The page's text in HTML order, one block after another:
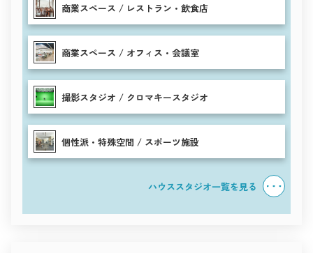
商業スペース / レストラン・飲食店
商業スペース / オフィス・会議室
撮影スタジオ / クロマキースタジオ
個性派・特殊空間 / スポーツ施設
ハウススタジオ一覧を見る